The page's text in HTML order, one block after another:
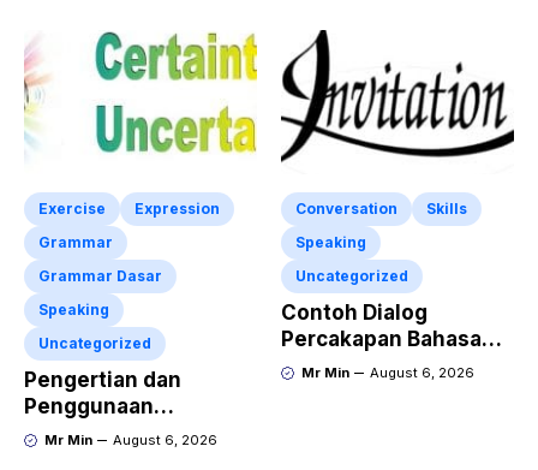
Exercise
Expression
Grammar
Grammar Dasar
Speaking
Uncategorized
Pengertian dan
Penggunaan
“Expressing Certainty
Mr Min August 6, 2026
Conversation
Skills
Speaking
Uncategorized
Contoh Dialog
Percakapan Bahasa
Inggris tentang
Mr Min August 6, 2026